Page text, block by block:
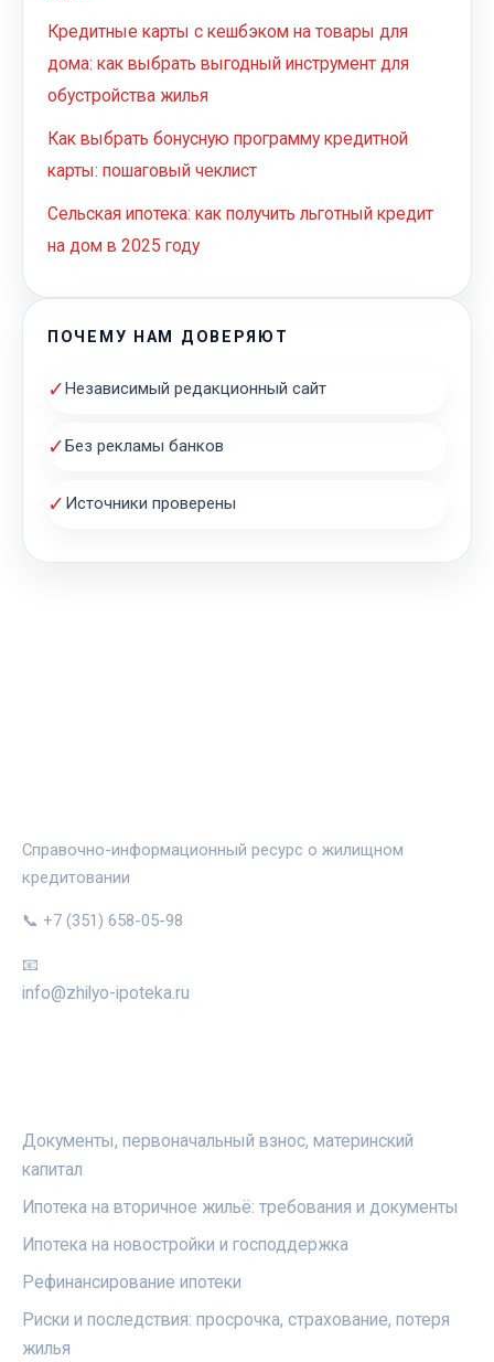
Кредитные карты с кешбэком на товары для
дома: как выбрать выгодный инструмент для
обустройства жилья
Как выбрать бонусную программу кредитной
карты: пошаговый чеклист
Сельская ипотека: как получить льготный кредит
на дом в 2025 году
ПОЧЕМУ НАМ ДОВЕРЯЮТ
✓ Независимый редакционный сайт
✓ Без рекламы банков
✓ Источники проверены
Справочно-информационный ресурс о жилищном
кредитовании
📞 +7 (351) 658-05-98
📧
info@zhilyo-ipoteka.ru
Документы, первоначальный взнос, материнский
капитал
Ипотека на вторичное жильё: требования и документы
Ипотека на новостройки и господдержка
Рефинансирование ипотеки
Риски и последствия: просрочка, страхование, потеря
жилья